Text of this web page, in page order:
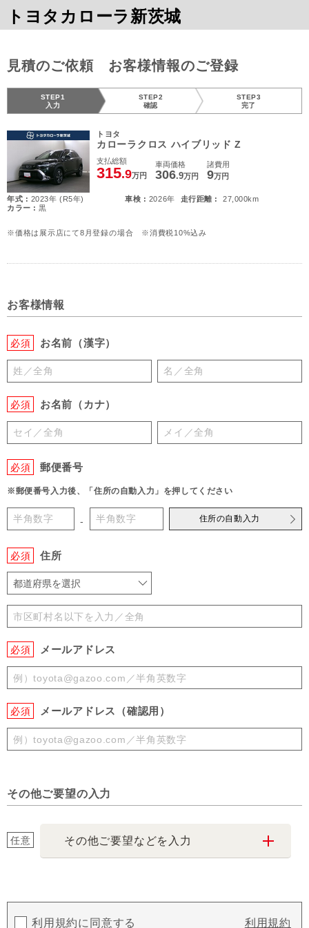
トヨタカローラ新茨城
見積のご依頼 お客様情報のご登録
STEP1
入力
STEP2
確認
STEP3
完了
トヨタ
カローラクロス ハイブリッド Z
支払総額
315.9万円
車両価格
306.9万円
諸費用
9万円
年式 : 2023年 (R5年) 車検 : 2026年 走行距離 :
27,000km
カラー :黒
※価格は展示店にて8月登録の場合 ※消費税10%込み
お客様情報
必須 お名前（漢字）
必須 お名前（カナ）
必須 郵便番号
※郵便番号入力後、「住所の自動入力」を押してください
- 住所の自動入力
必須 住所
都道府県を選択
必須 メールアドレス
必須 メールアドレス（確認用）
その他ご要望の入力
任意 その他ご要望などを入力
利用規約に同意する 利用規約